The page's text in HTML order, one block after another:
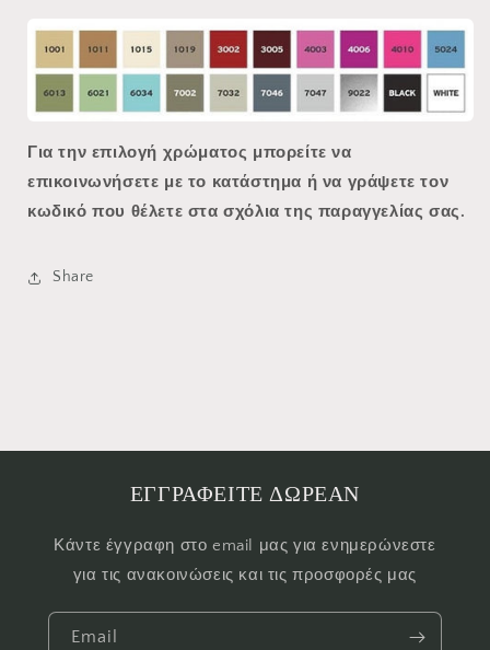
Για την επιλογή χρώματος μπορείτε να
επικοινωνήσετε με το κατάστημα ή να γράψετε τον
κωδικό που θέλετε στα σχόλια της παραγγελίας σας.
Share
ΕΓΓΡΑΦΕΙΤΕ ΔΩΡΕΑΝ
Κάντε έγγραφη στο email μας για ενημερώνεστε
για τις ανακοινώσεις και τις προσφορές μας
Email